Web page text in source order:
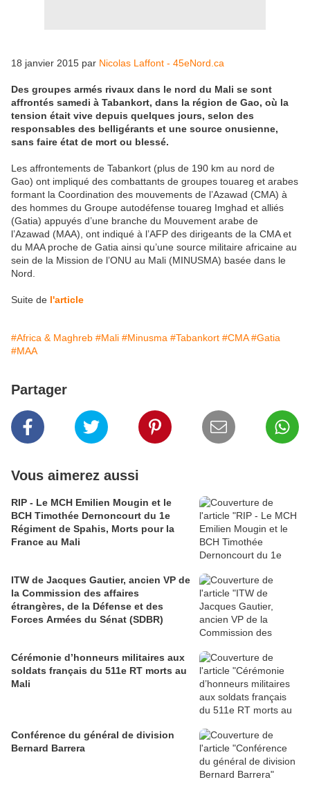
18 janvier 2015 par Nicolas Laffont - 45eNord.ca
Des groupes armés rivaux dans le nord du Mali se sont
affrontés samedi à Tabankort, dans la région de Gao, où la
tension était vive depuis quelques jours, selon des
responsables des belligérants et une source onusienne,
sans faire état de mort ou blessé.
Les affrontements de Tabankort (plus de 190 km au nord de
Gao) ont impliqué des combattants de groupes touareg et arabes
formant la Coordination des mouvements de l’Azawad (CMA) à
des hommes du Groupe autodéfense touareg Imghad et alliés
(Gatia) appuyés d’une branche du Mouvement arabe de
l’Azawad (MAA), ont indiqué à l’AFP des dirigeants de la CMA et
du MAA proche de Gatia ainsi qu’une source militaire africaine au
sein de la Mission de l’ONU au Mali (MINUSMA) basée dans le
Nord.
Suite de l'article
#Africa & Maghreb #Mali #Minusma #Tabankort #CMA #Gatia
#MAA
Partager
Vous aimerez aussi
RIP - Le MCH Emilien Mougin et le
BCH Timothée Dernoncourt du 1e
Régiment de Spahis, Morts pour la
France au Mali
ITW de Jacques Gautier, ancien VP de
la Commission des affaires
étrangères, de la Défense et des
Forces Armées du Sénat (SDBR)
Cérémonie d’honneurs militaires aux
soldats français du 511e RT morts au
Mali
Conférence du général de division
Bernard Barrera